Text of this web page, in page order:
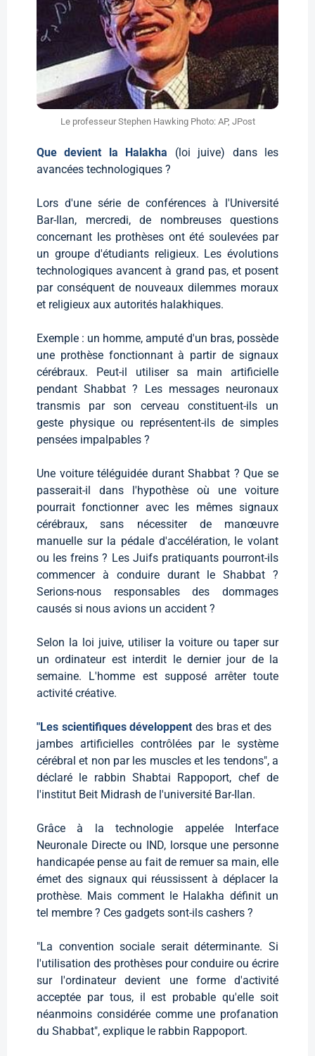
Le professeur Stephen Hawking Photo: AP, JPost
Que devient la Halakha (loi juive) dans les
avancées technologiques ?
Lors d'une série de conférences à l'Université
Bar-Ilan, mercredi, de nombreuses questions
concernant les prothèses ont été soulevées par
un groupe d'étudiants religieux. Les évolutions
technologiques avancent à grand pas, et posent
par conséquent de nouveaux dilemmes moraux
et religieux aux autorités halakhiques.
Exemple : un homme, amputé d'un bras, possède
une prothèse fonctionnant à partir de signaux
cérébraux. Peut-il utiliser sa main artificielle
pendant Shabbat ? Les messages neuronaux
transmis par son cerveau constituent-ils un
geste physique ou représentent-ils de simples
pensées impalpables ?
Une voiture téléguidée durant Shabbat ? Que se
passerait-il dans l'hypothèse où une voiture
pourrait fonctionner avec les mêmes signaux
cérébraux, sans nécessiter de manœuvre
manuelle sur la pédale d'accélération, le volant
ou les freins ? Les Juifs pratiquants pourront-ils
commencer à conduire durant le Shabbat ?
Serions-nous responsables des dommages
causés si nous avions un accident ?
Selon la loi juive, utiliser la voiture ou taper sur
un ordinateur est interdit le dernier jour de la
semaine. L'homme est supposé arrêter toute
activité créative.
"Les scientifiques développent des bras et des
jambes artificielles contrôlées par le système
cérébral et non par les muscles et les tendons", a
déclaré le rabbin Shabtai Rappoport, chef de
l'institut Beit Midrash de l'université Bar-Ilan.
Grâce à la technologie appelée Interface
Neuronale Directe ou IND, lorsque une personne
handicapée pense au fait de remuer sa main, elle
émet des signaux qui réussissent à déplacer la
prothèse. Mais comment le Halakha définit un
tel membre ? Ces gadgets sont-ils cashers ?
"La convention sociale serait déterminante. Si
l'utilisation des prothèses pour conduire ou écrire
sur l'ordinateur devient une forme d'activité
acceptée par tous, il est probable qu'elle soit
néanmoins considérée comme une profanation
du Shabbat", explique le rabbin Rappoport.